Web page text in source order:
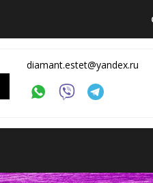
diamant.estet@yandex.ru